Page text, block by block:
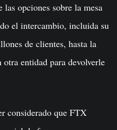
opciones sobre la mesa
el intercambio, incluida su
de clientes, hasta la
entidad para devolverle
considerado que FTX